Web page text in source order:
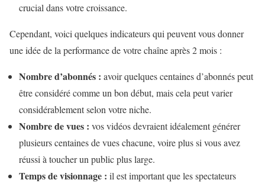
crucial dans votre croissance.
Cependant, voici quelques indicateurs qui peuvent vous donner
une idée de la performance de votre chaîne après 2 mois :
Nombre d’abonnés : avoir quelques centaines d’abonnés peut
être considéré comme un bon début, mais cela peut varier
considérablement selon votre niche.
Nombre de vues : vos vidéos devraient idéalement générer
plusieurs centaines de vues chacune, voire plus si vous avez
réussi à toucher un public plus large.
Temps de visionnage : il est important que les spectateurs